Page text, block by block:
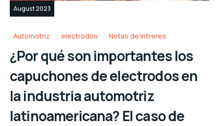
August 2023
Automotriz electrodos Notas de Intreres
¿Por qué son importantes los
capuchones de electrodos en
la industria automotriz
latinoamericana? El caso de